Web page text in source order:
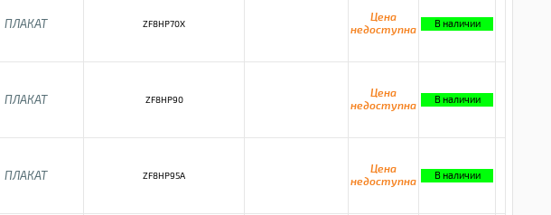
ПЛАКАТ ZF8HP70X
Цена
недоступна
В наличии
ПЛАКАТ ZF8HP90
Цена
недоступна
В наличии
ПЛАКАТ ZF8HP95A
Цена
недоступна
В наличии